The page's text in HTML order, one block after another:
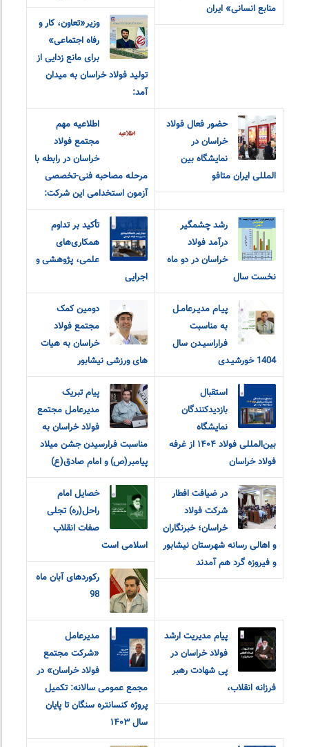
منابع انسانی» ایران
وزیر«تعاون، کار و
رفاه اجتماعی»
برای مانع زدایی از
تولید فولاد خراسان به میدان
آمد:
حضور فعال فولاد
خراسان در
نمایشگاه بین
المللی ایران متافو
اطلاعیه مهم
مجتمع فولاد
خراسان در رابطه با
مرحله مصاحبه فنی-تخصصی
آزمون استخدامی این شرکت:
رشد چشمگیر
درآمد فولاد
خراسان در دو ماه
نخست سال
تأکید بر تداوم
همکاری‌های
علمی، پژوهشی و
اجرایی
پیـام مدیـرعامـل
به مناسبت
فراراسیـدن سال
1404 خورشیـدی
دومین کمک
مجتمع فولاد
خراسان به هیات
های ورزشی نیشابور
استقبال
بازدیدکنندگان
نمایشگاه
بین‌المللی فولاد ۱۴۰۴ از غرفه
فولاد خراسان
پیام تبریک
مدیرعامل مجتمع
فولاد خراسان به
مناسبت فرارسیدن جشن میلاد
پیامبر(ص) و امام صادق(ع)
در ضیافت افطار
شرکت فولاد
خراسان؛ خبرنگاران
و اهالی رسانه شهرستان نیشابور
و فیروزه گرد هم آمدند
خصایل امام
راحل(ره) تجلی
صفات انقلاب
اسلامی است
رکوردهای آبان ماه
98
پیام مدیریت ارشد
فولاد خراسان در
پی شهادت رهبر
فرزانه انقلاب،
مدیرعامل
«شرکت مجتمع
فولاد خراسان» در
مجمع عمومی سالانه: تکمیل
پروژه کنسانتره سنگان تا پایان
سال ۱۴۰۳